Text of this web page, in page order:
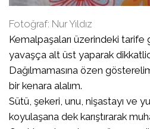
Fotoğraf: Nur Yıldız
Kemalpaşaları üzerindeki
yavaşça alt üst yaparak
Dağılmamasına özen
bir kenara alalım.
Sütü, şekeri, unu, nişastayı ve
koyulaşana dek karıştırarak